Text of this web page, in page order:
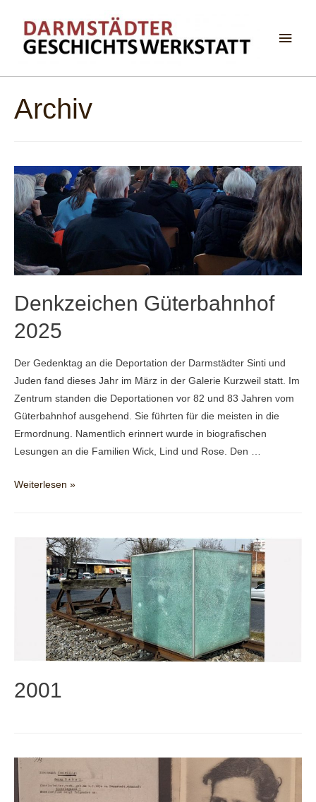
Archiv
Denkzeichen Güterbahnhof
2025
Der Gedenktag an die Deportation der Darmstädter Sinti und
Juden fand dieses Jahr im März in der Galerie Kurzweil statt. Im
Zentrum standen die Deportationen vor 82 und 83 Jahren vom
Güterbahnhof ausgehend. Sie führten für die meisten in die
Ermordnung. Namentlich erinnert wurde in biografischen
Lesungen an die Familien Wick, Lind und Rose. Den …
Denkzeichen
Weiterlesen »
2001